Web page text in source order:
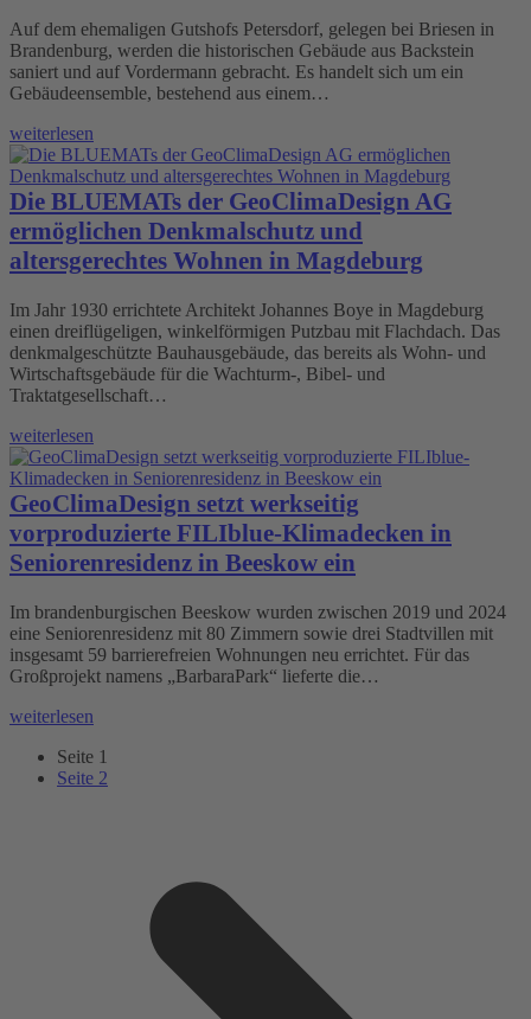
Auf dem ehemaligen Gutshofs Petersdorf, gelegen bei Briesen in
Brandenburg, werden die historischen Gebäude aus Backstein
saniert und auf Vordermann gebracht. Es handelt sich um ein
Gebäudeensemble, bestehend aus einem…
weiterlesen
Die BLUEMATs der GeoClimaDesign AG
ermöglichen Denkmalschutz und
altersgerechtes Wohnen in Magdeburg
Im Jahr 1930 errichtete Architekt Johannes Boye in Magdeburg
einen dreiflügeligen, winkelförmigen Putzbau mit Flachdach. Das
denkmalgeschützte Bauhausgebäude, das bereits als Wohn- und
Wirtschaftsgebäude für die Wachturm-, Bibel- und
Traktatgesellschaft…
weiterlesen
GeoClimaDesign setzt werkseitig
vorproduzierte FILIblue-Klimadecken in
Seniorenresidenz in Beeskow ein
Im brandenburgischen Beeskow wurden zwischen 2019 und 2024
eine Seniorenresidenz mit 80 Zimmern sowie drei Stadtvillen mit
insgesamt 59 barrierefreien Wohnungen neu errichtet. Für das
Großprojekt namens „BarbaraPark“ lieferte die…
weiterlesen
Seite 1
Seite 2